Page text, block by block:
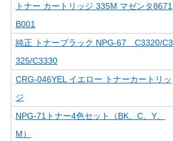
トナー カートリッジ 335M マゼンタ8671
B001
純正 トナーブラック NPG-67 C3320/C3
325/C3330
CRG-046YEL イエロー トナーカートリッ
ジ
NPG-71トナー4色セット（BK、C、Y、
M）